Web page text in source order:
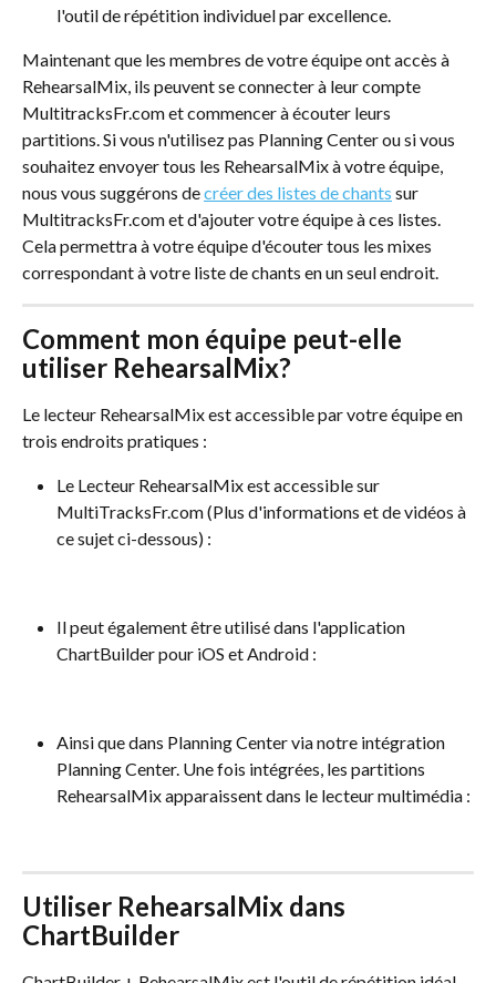
l'outil de répétition individuel par excellence.
Maintenant que les membres de votre équipe ont accès à
RehearsalMix, ils peuvent se connecter à leur compte
MultitracksFr.com et commencer à écouter leurs
partitions. Si vous n'utilisez pas Planning Center ou si vous
souhaitez envoyer tous les RehearsalMix à votre équipe,
nous vous suggérons de créer des listes de chants sur
MultitracksFr.com et d'ajouter votre équipe à ces listes.
Cela permettra à votre équipe d'écouter tous les mixes
correspondant à votre liste de chants en un seul endroit.
Comment mon équipe peut-elle
utiliser RehearsalMix?
Le lecteur RehearsalMix est accessible par votre équipe en
trois endroits pratiques :
Le Lecteur RehearsalMix est accessible sur
MultiTracksFr.com (Plus d'informations et de vidéos à
ce sujet ci-dessous) :
Il peut également être utilisé dans l'application
ChartBuilder pour iOS et Android :
Ainsi que dans Planning Center via notre intégration
Planning Center. Une fois intégrées, les partitions
RehearsalMix apparaissent dans le lecteur multimédia :
Utiliser RehearsalMix dans
ChartBuilder